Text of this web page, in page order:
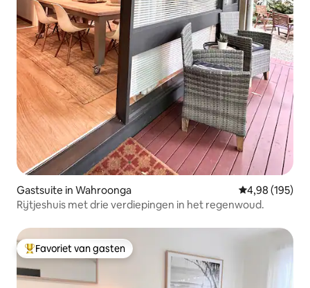
Gastsuite in Wahroonga Gemiddelde
4,98 (195)
Rijtjeshuis met drie verdiepingen in het regenwoud.
Topfavoriet van gasten
Favoriet van gasten